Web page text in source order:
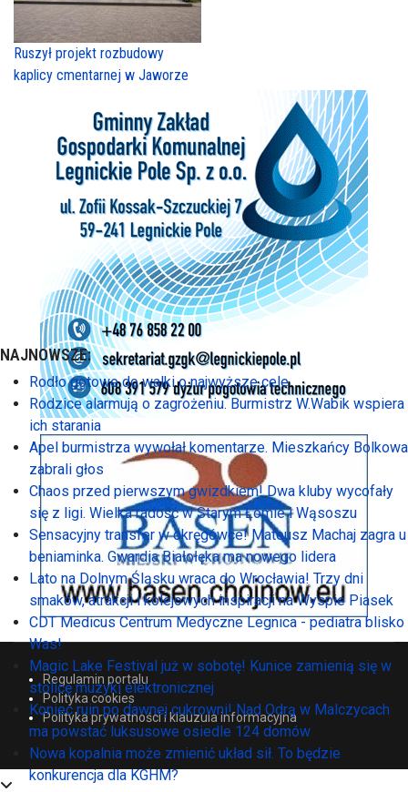
Ruszył projekt rozbudowy
kaplicy cmentarnej w Jaworze
Regulamin portalu
Polityka cookies
Polityka prywatności i klauzula informacyjna
NAJNOWSZE:
Rodło gotowe do walki o najwyższe cele
Rodzice alarmują o zagrożeniu. Burmistrz W.Wabik wspiera
ich starania
Apel burmistrza wywołał komentarze. Mieszkańcy Bolkowa
zabrali głos
Chaos przed pierwszym gwizdkiem! Dwa kluby wycofały
się z ligi. Wielka radość w Starym Łomie i Wąsoszu
Sensacyjny transfer w okręgówce! Mateusz Machaj zagra u
beniaminka. Gwardia Białołęka ma nowego lidera
Lato na Dolnym Śląsku wraca do Wrocławia! Trzy dni
smaków, atrakcji i kolejowych inspiracji na Wyspie Piasek
CDT Medicus Centrum Medyczne Legnica - pediatra blisko
Was!
Magic Lake Festival już w sobotę! Kunice zamienią się w
stolicę muzyki elektronicznej
Koniec ruin po dawnej cukrowni! Nad Odrą w Malczycach
ma powstać luksusowe osiedle 124 domów
Nowa kopalnia może zmienić układ sił. To będzie
konkurencja dla KGHM?